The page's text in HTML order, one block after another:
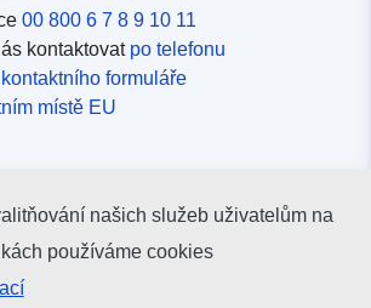
00 800 6 7 8 9 10 11
kontaktovat po telefonu
kontaktního formuláře
místě EU
kanálů EU vsociálních médiích
našich služeb uživatelům na
používáme cookies